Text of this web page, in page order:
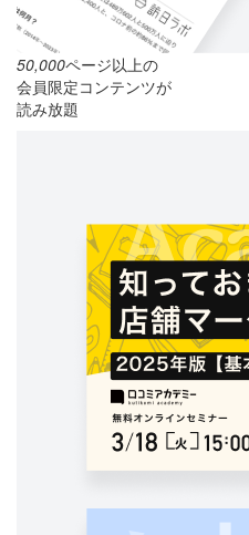
50,000ページ以上の
会員限定コンテンツが
読み放題